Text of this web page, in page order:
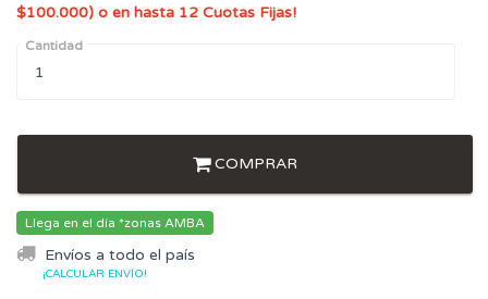
$100.000) o en hasta 12 Cuotas Fijas!
Cantidad
COMPRAR
Llega en el día *zonas AMBA
Envíos a todo el país
¡CALCULAR ENVÍO!